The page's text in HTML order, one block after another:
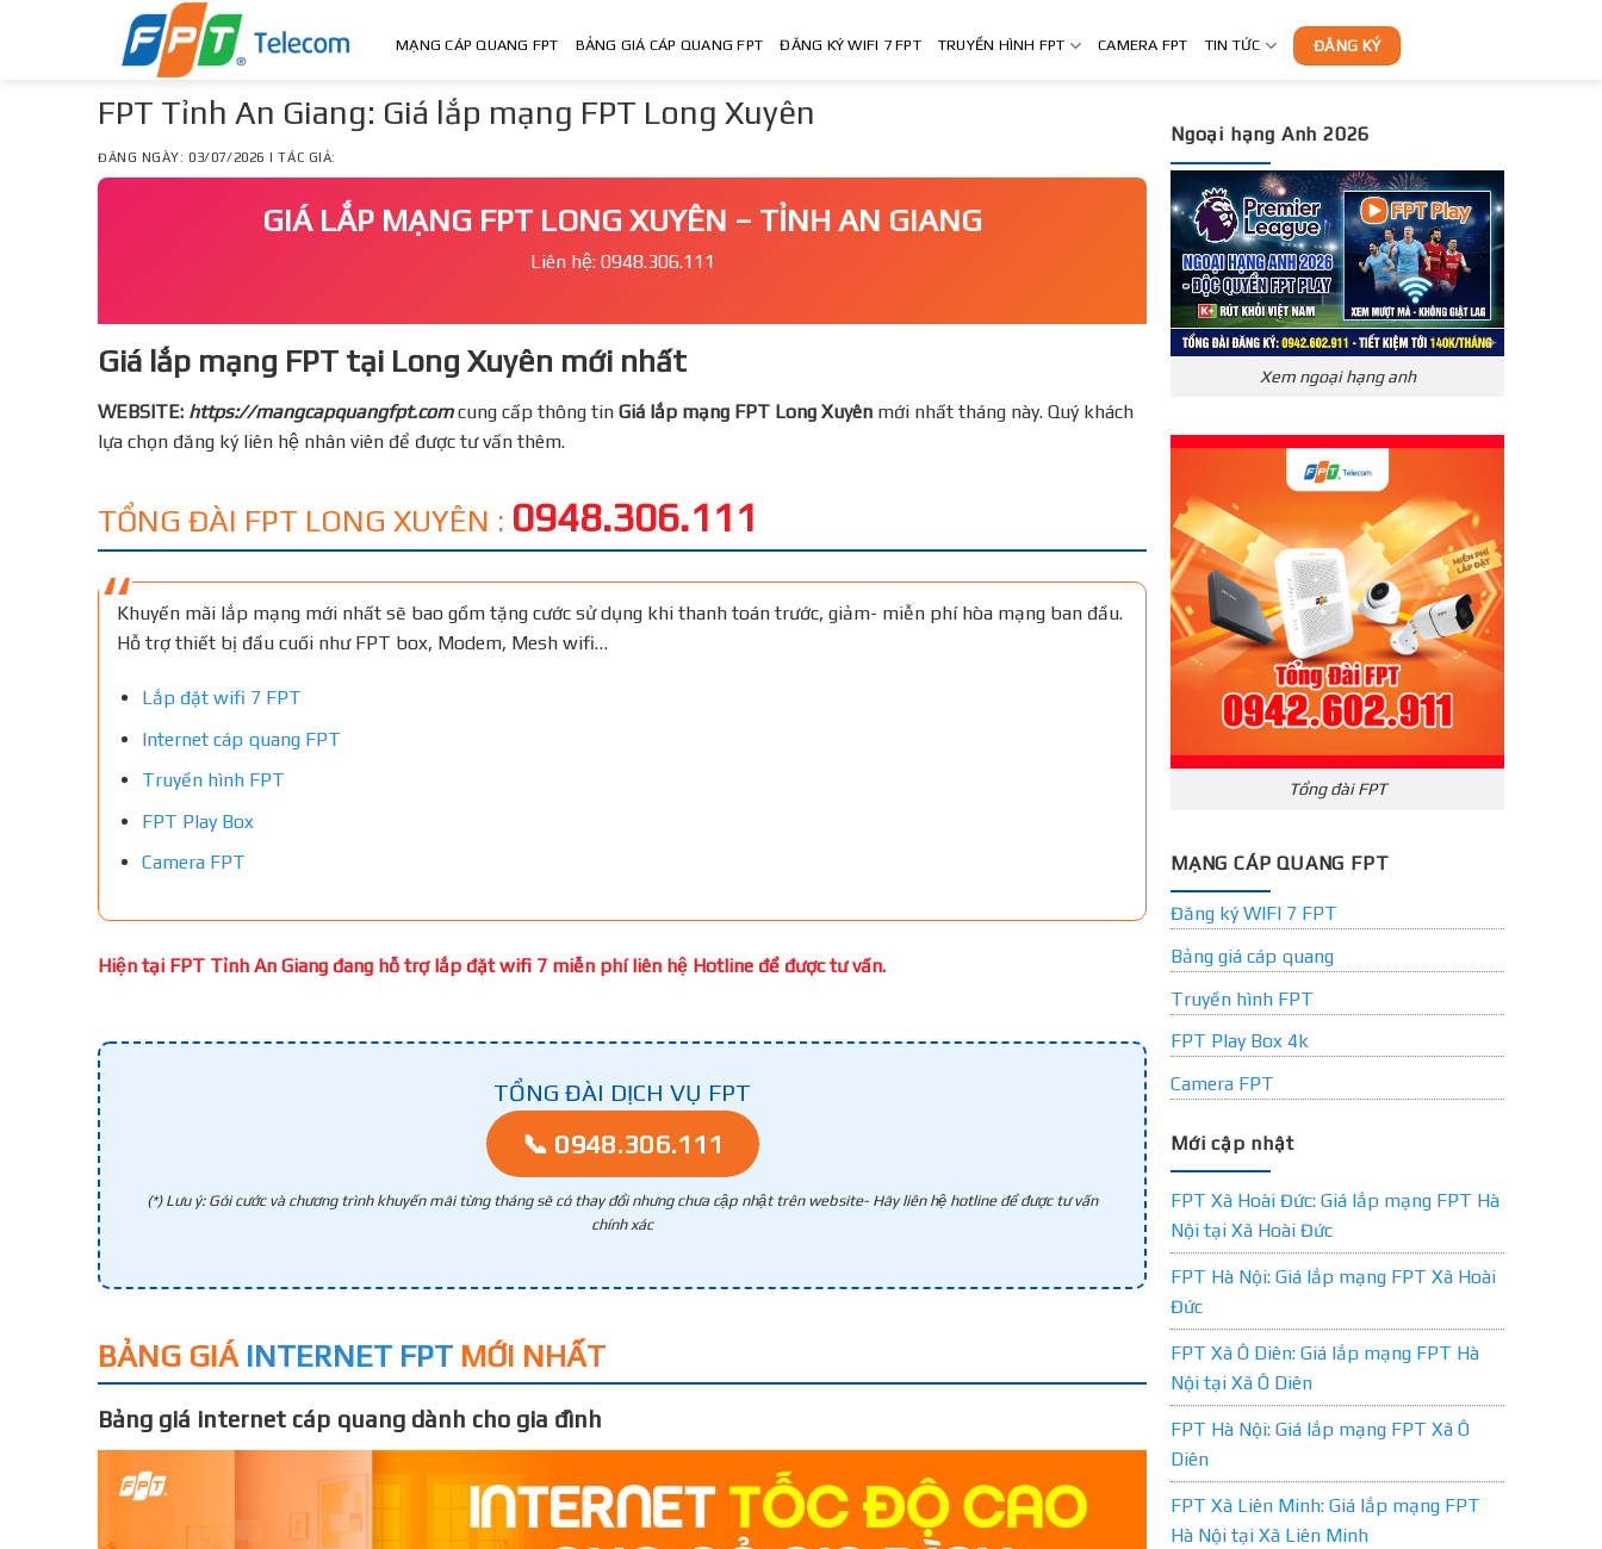
MẠNG CÁP QUANG FPT BẢNG GIÁ CÁP QUANG FPT ĐĂNG KÝ WIFI 7 FPT TRUYỀN HÌNH FPT CAMERA FPT TIN TỨC ĐĂNG KÝ
FPT Tỉnh An Giang: Giá lắp mạng FPT Long Xuyên
ĐĂNG NGÀY: 03/07/2026 | TÁC GIẢ:
GIÁ LẮP MẠNG FPT LONG XUYÊN – TỈNH AN GIANG
Liên hệ: 0948.306.111
Giá lắp mạng FPT tại Long Xuyên mới nhất
WEBSITE: https://mangcapquangfpt.comcung cấp thông tin Giá lắp mạng FPT Long Xuyên mới nhất tháng này. Quý khách
lựa chọn đăng ký liên hệ nhân viên để được tư vấn thêm.
TỔNG ĐÀI FPT LONG XUYÊN : 0948.306.111
Khuyến mãi lắp mạng mới nhất sẽ bao gồm tặng cước sử dụng khi thanh toán trước, giảm- miễn phí hòa mạng ban đầu.
Hỗ trợ thiết bị đầu cuối như FPT box, Modem, Mesh wifi…
Lắp đặt wifi 7 FPT
Internet cáp quang FPT
Truyền hình FPT
FPT Play Box
Camera FPT
Hiện tại FPT Tỉnh An Giang đang hỗ trợ lắp đặt wifi 7 miễn phí liên hệ Hotline để được tư vấn.
TỔNG ĐÀI DỊCH VỤ FPT
📞 0948.306.111
(*) Lưu ý: Gói cước và chương trình khuyến mãi từng tháng sẽ có thay đổi nhưng chưa cập nhật trên website- Hãy liên hệ hotline để được tư vấn
chính xác
BẢNG GIÁ INTERNET FPT MỚI NHẤT
Bảng giá internet cáp quang dành cho gia đình
Ngoại hạng Anh 2026
Xem ngoại hạng anh
Tổng đài FPT
MẠNG CÁP QUANG FPT
Đăng ký WIFI 7 FPT
Bảng giá cáp quang
Truyền hình FPT
FPT Play Box 4k
Camera FPT
Mới cập nhật
FPT Xã Hoài Đức: Giá lắp mạng FPT Hà
Nội tại Xã Hoài Đức
FPT Hà Nội: Giá lắp mạng FPT Xã Hoài
Đức
FPT Xã Ô Diên: Giá lắp mạng FPT Hà
Nội tại Xã Ô Diên
FPT Hà Nội: Giá lắp mạng FPT Xã Ô
Diên
FPT Xã Liên Minh: Giá lắp mạng FPT
Hà Nội tại Xã Liên Minh